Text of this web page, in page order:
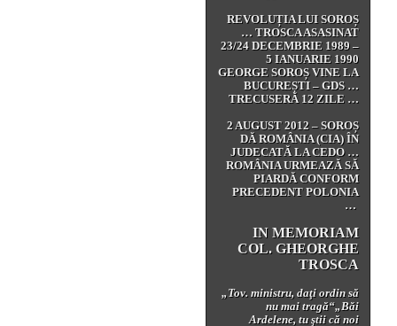
REVOLUȚIA LUI SOROȘ
… TROSCA ASASINAT
23/24 DECEMBRIE 1989 –
5 IANUARIE 1990
GEORGE SOROȘ VINE LA
BUCUREȘTI – GDS …
TRECUSERĂ 12 ZILE …
2 AUGUST 2012 – SOROȘ
DĂ ROMÂNIA (CIA) ÎN
JUDECATĂ LA CEDO …
ROMÂNIA URMEAZĂ SĂ
PIARDĂ CONFORM
PRECEDENT POLONIA
…
IN MEMORIAM
COL. GHEORGHE
TROSCA
„Tov. ministru, daţi ordin să
nu mai tragă“„Băi
Ardelene, tu ştii că noi